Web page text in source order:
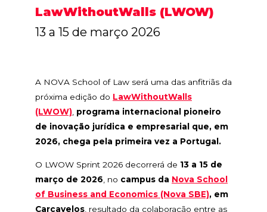
LawWithoutWalls (LWOW)
13 a 15 de março 2026
A NOVA School of Law será uma das anfitriãs da
próxima edição do LawWithoutWalls
(LWOW) programa internacional pioneiro
de inovação jurídica e empresarial que, em
2026, chega pela primeira vez a Portugal.
O LWOW Sprint 2026 decorrerá de 13 a 15 de
março de 2026 , no campus da Nova School
of Business and Economics (Nova SBE), em
Carcavelos , resultado da colaboração entre as